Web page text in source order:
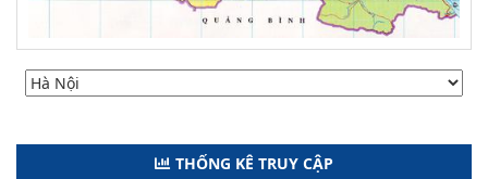
THỐNG KÊ TRUY CẬP